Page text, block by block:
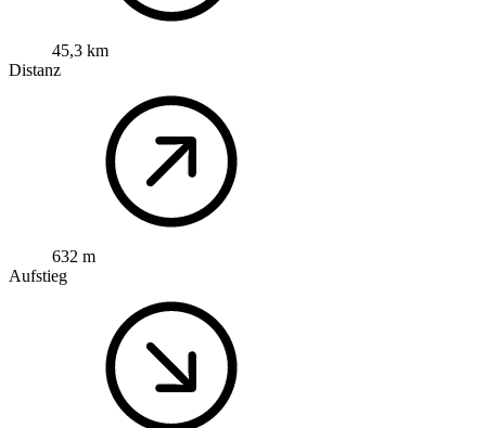
45,3 km
Distanz
632 m
Aufstieg